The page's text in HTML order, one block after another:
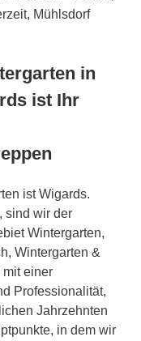
Mühlsdorf
in
ist Ihr
ist Wigards.
sind wir der
Wintergarten,
Wintergarten &
mit einer
Professionalität,
Jahrzehnten
in dem wir